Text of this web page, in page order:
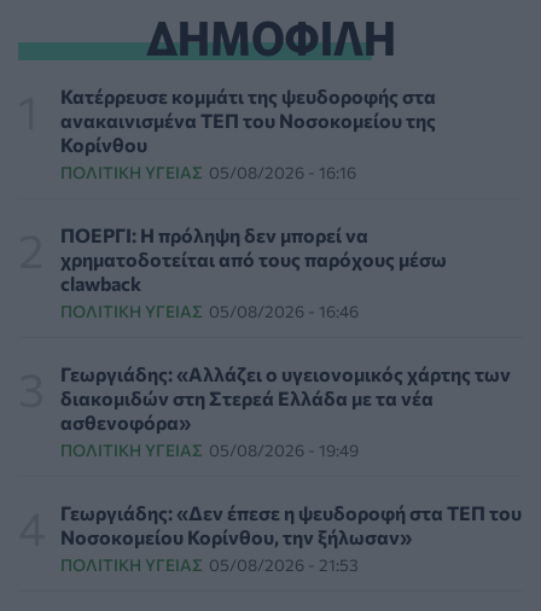
Τι μπορεί να μας διδάξει η νέα ταινία του Spider-Man
για την απώλεια και το πένθος
ΨΥΧΙΚΉ ΥΓΕΊΑ 07/08/2026 - 18:11
Επιπλέον πόροι 12,5 εκατ. ευρώ στις Περιφέρειες για
ΕΠΙΚΑΙΡΌΤΗΤΑ 07/08/2026 - 17:42
Συναγερμός στις ΗΠΑ για φονικό μύκητα που αντέχει
και στα φάρμακα
Πέθανε στα 26 της η influencer Σίντνεϊ Τάουλ που
μοιράστηκε επί τρία χρόνια τη μάχη της με σπάνιο
καρκίνο
Απώλεια βάρους: Οι τρεις παράγοντες που κρίνουν το
αποτέλεσμα σύμφωνα με ειδικό στην παχυσαρκία
ΔΗΜΟΦΙΛΗ
Κατέρρευσε κομμάτι της ψευδοροφής στα
ανακαινισμένα ΤΕΠ του Νοσοκομείου της
Κορίνθου
ΠΟΛΙΤΙΚΉ ΥΓΕΊΑΣ 05/08/2026 - 16:16
ΠΟΕΡΓΙ: Η πρόληψη δεν μπορεί να
χρηματοδοτείται από τους παρόχους μέσω
clawback
ΠΟΛΙΤΙΚΉ ΥΓΕΊΑΣ 05/08/2026 - 16:46
Γεωργιάδης: «Αλλάζει ο υγειονομικός χάρτης των
διακομιδών στη Στερεά Ελλάδα με τα νέα
ασθενοφόρα»
ΠΟΛΙΤΙΚΉ ΥΓΕΊΑΣ 05/08/2026 - 19:49
Γεωργιάδης: «Δεν έπεσε η ψευδοροφή στα ΤΕΠ του
Νοσοκομείου Κορίνθου, την ξήλωσαν»
ΠΟΛΙΤΙΚΉ ΥΓΕΊΑΣ 05/08/2026 - 21:53